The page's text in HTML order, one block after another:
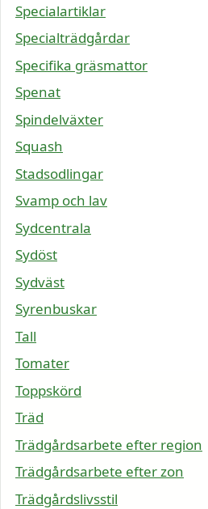
Specialartiklar
Specialträdgårdar
Specifika gräsmattor
Spenat
Spindelväxter
Squash
Stadsodlingar
Svamp och lav
Sydcentrala
Sydöst
Sydväst
Syrenbuskar
Tall
Tomater
Toppskörd
Träd
Trädgårdsarbete efter region
Trädgårdsarbete efter zon
Trädgårdslivsstil